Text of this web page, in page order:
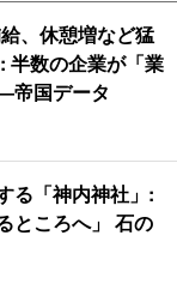
、休憩増など猛
半数の企業が「業
帝国データ
る「神内神社」:
ところへ」 石の